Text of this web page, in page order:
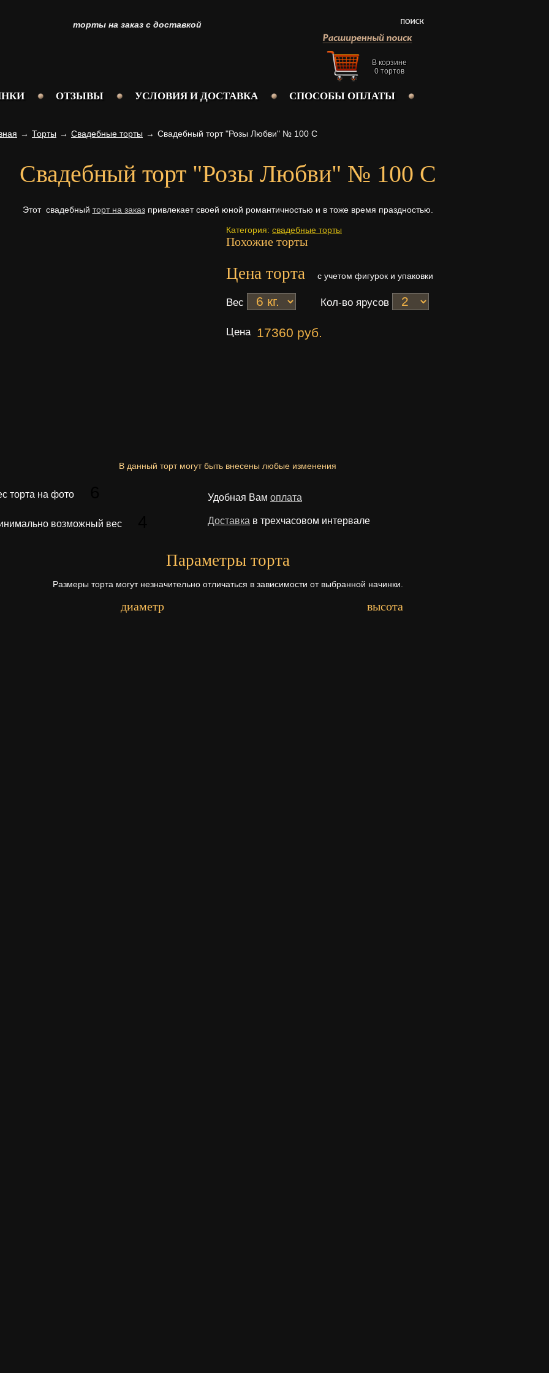
торты на заказ с доставкой
В корзине
0 тортов
ОТЗЫВЫ УСЛОВИЯ И ДОСТАВКА СПОСОБЫ ОПЛАТЫ
→ Торты → Свадебные торты → Свадебный торт "Розы Любви" № 100 С
Свадебный торт "Розы Любви" № 100 С
Этот свадебный торт на заказпривлекает своей юной романтичностью и в тоже время праздностью.
Категория: свадебные торты
Похожие торты
Цена торта с учетом фигурок и упаковки
Вес Кол-во ярусов
Цена 17360 руб.
В данный торт могут быть внесены любые изменения
торта на фото
возможный вес
Удобная Вам оплата
Доставка в трехчасовом интервале
Параметры торта
Размеры торта могут незначительно отличаться в зависимости от выбранной начинки.
диаметр высота